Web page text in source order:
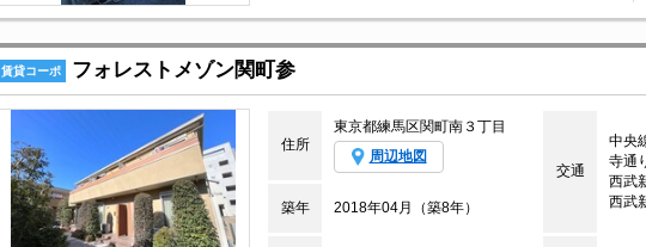
賃貸コーポ フォレストメゾン関町参
住所
東京都練馬区関町南３丁目
周辺地図
交通
中央
寺通
西武
西武
築年 2018年04月（築8年）